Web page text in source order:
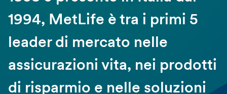
1994, MetLife è tra i primi 5
leader di mercato nelle
assicurazioni vita, nei prodotti
di risparmio e nelle soluzioni